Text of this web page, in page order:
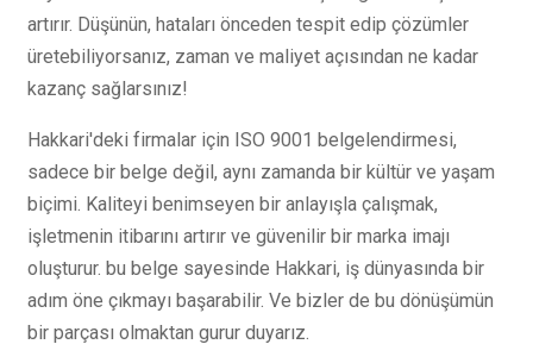
artırır. Düşünün, hataları önceden tespit edip çözümler
üretebiliyorsanız, zaman ve maliyet açısından ne kadar
kazanç sağlarsınız!
Hakkari'deki firmalar için ISO 9001 belgelendirmesi,
sadece bir belge değil, aynı zamanda bir kültür ve yaşam
biçimi. Kaliteyi benimseyen bir anlayışla çalışmak,
işletmenin itibarını artırır ve güvenilir bir marka imajı
oluşturur. bu belge sayesinde Hakkari, iş dünyasında bir
adım öne çıkmayı başarabilir. Ve bizler de bu dönüşümün
bir parçası olmaktan gurur duyarız.